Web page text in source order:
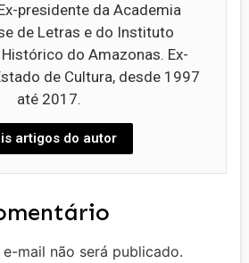
presidente da Academia
de Letras e do Instituto
do Amazonas. Ex-
de Cultura, desde 1997
até 2017.
artigos do autor
mail não será publicado.